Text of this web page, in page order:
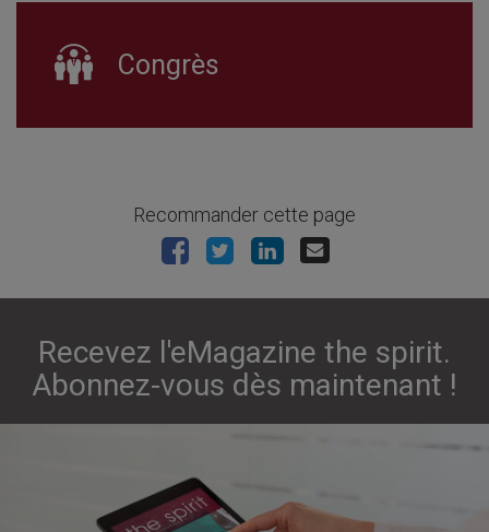
Congrès
Recommander cette page
Recevez l'eMagazine the spirit.
Abonnez-vous dès maintenant !